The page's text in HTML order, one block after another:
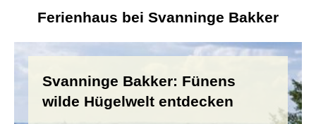
Ferienhaus bei Svanninge Bakker
Svanninge Bakker: Fünens
wilde Hügelwelt entdecken